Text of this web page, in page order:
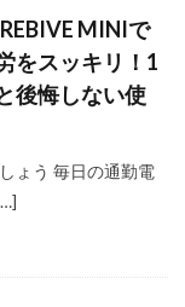
MINIで
をスッキリ！1
後悔しない使
ょう 毎日の通勤電